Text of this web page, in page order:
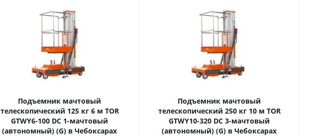
Подъемник мачтовый
телескопический 125 кг 6 м TOR
GTWY6-100 DC 1-мачтовый
(автономный) (G) в Чебоксарах
Подъемник мачтовый
телескопический 250 кг 10 м TOR
GTWY10-320 DC 3-мачтовый
(автономный) (G) в Чебоксарах